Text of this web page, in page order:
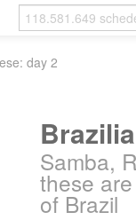
day 2
Samba,
these
of Brazil